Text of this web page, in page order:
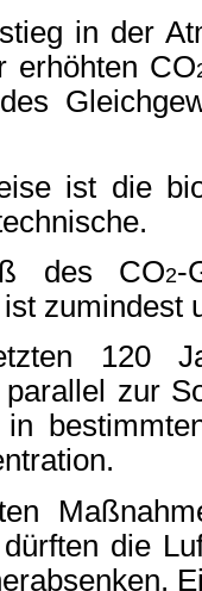
in der
erhöhten CO
ist die
des CO2-
zumindest
120
parallel zur
in
die